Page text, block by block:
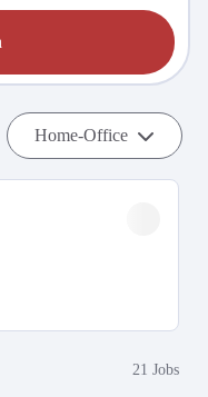
Home-Office
21 Jobs